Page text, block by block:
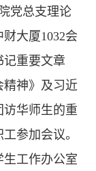
党总支理论
大厦1032会
重要文章
精神》及习近
华师生的重
参加会议。
工作办公室